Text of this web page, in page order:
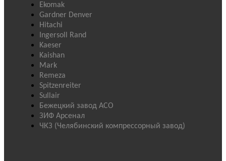
Ekomak
Gardner Denver
Hitachi
Ingersoll Rand
Kaeser
Kaishan
Mark
Remeza
Spitzenreiter
Sullair
Бежецкий завод АСО
ЗИФ Арсенал
ЧКЗ (Челябинский компрессорный завод)